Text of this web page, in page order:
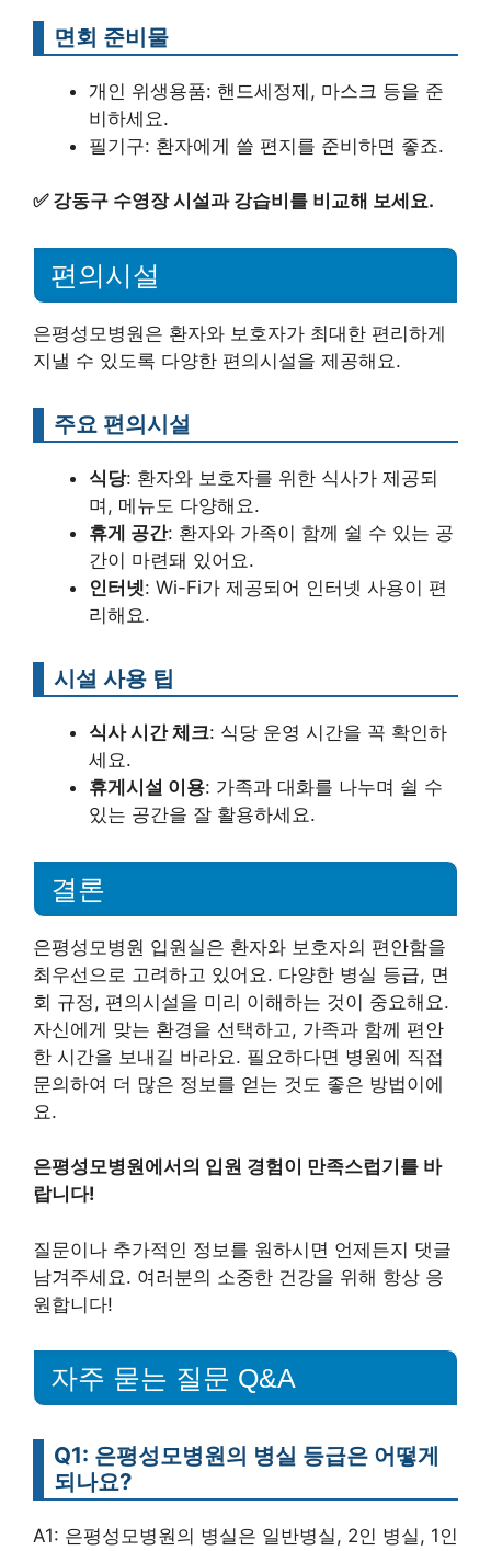
면회 준비물
개인 위생용품: 핸드세정제, 마스크 등을 준
비하세요.
필기구: 환자에게 쓸 편지를 준비하면 좋죠.
✅ 강동구 수영장 시설과 강습비를 비교해 보세요.
편의시설
은평성모병원은 환자와 보호자가 최대한 편리하게
지낼 수 있도록 다양한 편의시설을 제공해요.
주요 편의시설
식당: 환자와 보호자를 위한 식사가 제공되
며, 메뉴도 다양해요.
휴게 공간: 환자와 가족이 함께 쉴 수 있는 공
간이 마련돼 있어요.
인터넷: Wi-Fi가 제공되어 인터넷 사용이 편
리해요.
시설 사용 팁
식사 시간 체크: 식당 운영 시간을 꼭 확인하
세요.
휴게시설 이용: 가족과 대화를 나누며 쉴 수
있는 공간을 잘 활용하세요.
결론
은평성모병원 입원실은 환자와 보호자의 편안함을
최우선으로 고려하고 있어요. 다양한 병실 등급, 면
회 규정, 편의시설을 미리 이해하는 것이 중요해요.
자신에게 맞는 환경을 선택하고, 가족과 함께 편안
한 시간을 보내길 바라요. 필요하다면 병원에 직접
문의하여 더 많은 정보를 얻는 것도 좋은 방법이에
요.
은평성모병원에서의 입원 경험이 만족스럽기를 바
랍니다!
질문이나 추가적인 정보를 원하시면 언제든지 댓글
남겨주세요. 여러분의 소중한 건강을 위해 항상 응
원합니다!
자주 묻는 질문 Q&A
Q1: 은평성모병원의 병실 등급은 어떻게
되나요?
A1: 은평성모병원의 병실은 일반병실, 2인 병실, 1인